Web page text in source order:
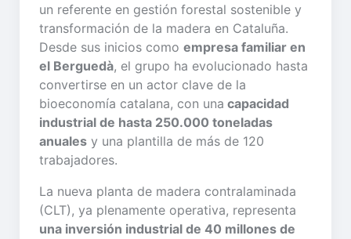
un referente en gestión forestal sostenible y
transformación de la madera en Cataluña.
Desde sus inicios como empresa familiar en
el Berguedà, el grupo ha evolucionado hasta
convertirse en un actor clave de la
bioeconomía catalana, con una capacidad
industrial de hasta 250.000 toneladas
anuales y una plantilla de más de 120
trabajadores.
La nueva planta de madera contralaminada
(CLT), ya plenamente operativa, representa
una inversión industrial de 40 millones de